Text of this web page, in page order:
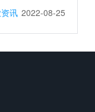
讯 2022-08-25